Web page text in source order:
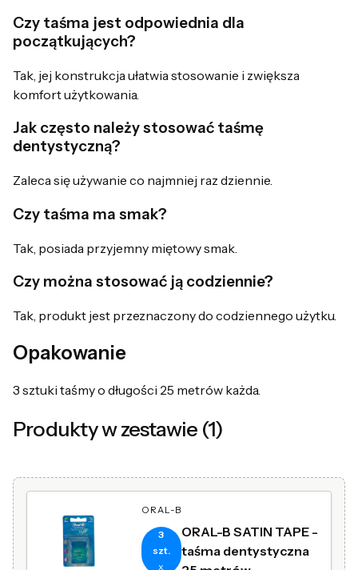
Czy taśma jest odpowiednia dla
początkujących?
Tak, jej konstrukcja ułatwia stosowanie i zwiększa
komfort użytkowania.
Jak często należy stosować taśmę
dentystyczną?
Zaleca się używanie co najmniej raz dziennie.
Czy taśma ma smak?
Tak, posiada przyjemny miętowy smak.
Czy można stosować ją codziennie?
Tak, produkt jest przeznaczony do codziennego użytku.
Opakowanie
3 sztuki taśmy o długości 25 metrów każda.
Produkty w zestawie (1)
ORAL-B
3
szt.
x
ORAL-B SATIN TAPE -
taśma dentystyczna